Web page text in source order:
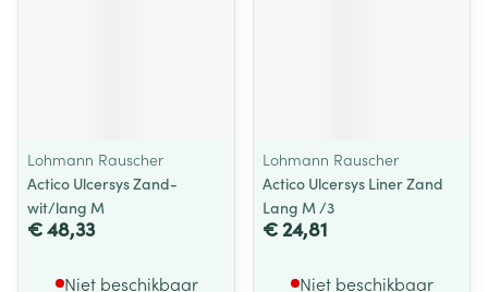
Lohmann Rauscher
Actico Ulcersys Zand-
wit/lang M
€ 48,33
Niet beschikbaar
Lohmann Rauscher
Actico Ulcersys Liner Zand
Lang M /3
€ 24,81
Niet beschikbaar